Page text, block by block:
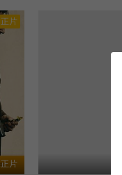
正片
正片